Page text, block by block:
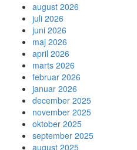
august 2026
juli 2026
juni 2026
maj 2026
april 2026
marts 2026
februar 2026
januar 2026
december 2025
november 2025
oktober 2025
september 2025
august 2025